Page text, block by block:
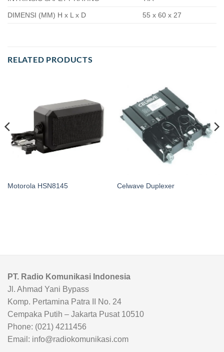
DIMENSI (MM) H x L x D 55 x 60 x 27
RELATED PRODUCTS
Motorola HSN8145 Celwave Duplexer
PT. Radio Komunikasi Indonesia
Jl. Ahmad Yani Bypass
Komp. Pertamina Patra II No. 24
Cempaka Putih – Jakarta Pusat 10510
Phone: (021) 4211456
Email: info@radiokomunikasi.com